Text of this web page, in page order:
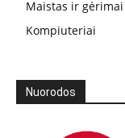
Maistas ir gėrimai
Kompiuteriai
Nuorodos